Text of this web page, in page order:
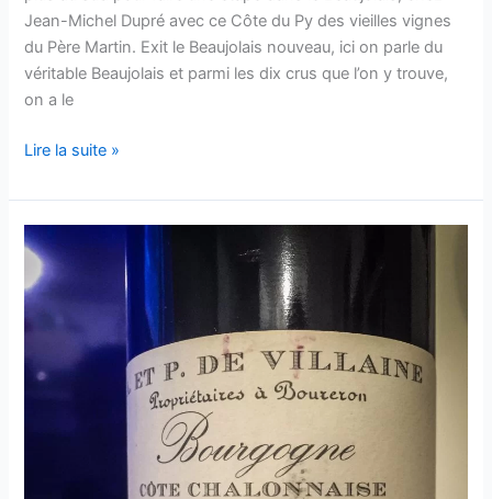
Jean-Michel Dupré avec ce Côte du Py des vieilles vignes
du Père Martin. Exit le Beaujolais nouveau, ici on parle du
véritable Beaujolais et parmi les dix crus que l’on y trouve,
on a le
Morgon
du
Py
–
Les
Vielles
du
Père
Lire la suite »